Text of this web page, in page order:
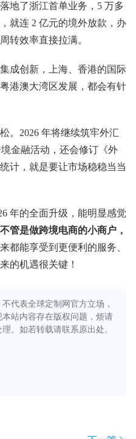
地了浙江首单业务，5 万多
就连 2 亿元的境外放款，办
转效率直接拉满。
成创新，上海、香港的国际
港澳大湾区发展，都会有针
。2026 年将继续筑牢外汇
金融活动，还会修订《外
计，就是要让市场稳稳当当
年的全面升级，能明显感觉
不管是做跨境电商的小商户，
来都能享受到更便利的服务、
的机遇很关键！
代表全球定制网官方立场，
站内容存在版权问题，烦请
。如若转载请联系原出处。